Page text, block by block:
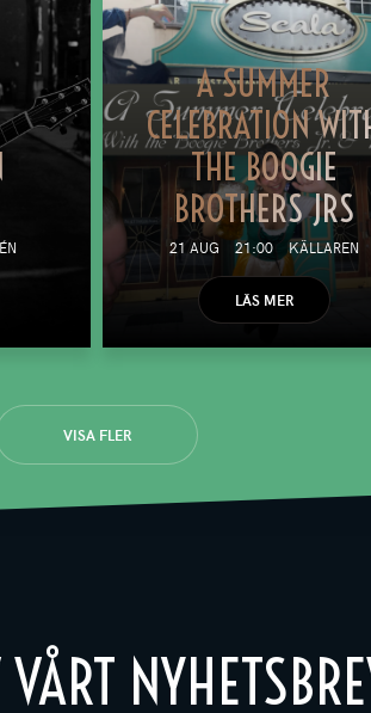
A SUMMER
CELEBRATION
THE BOOGIE
BROTHERS JRS
21 AUG 21:00 KÄLLAREN
LÄS MER
VISA FLER